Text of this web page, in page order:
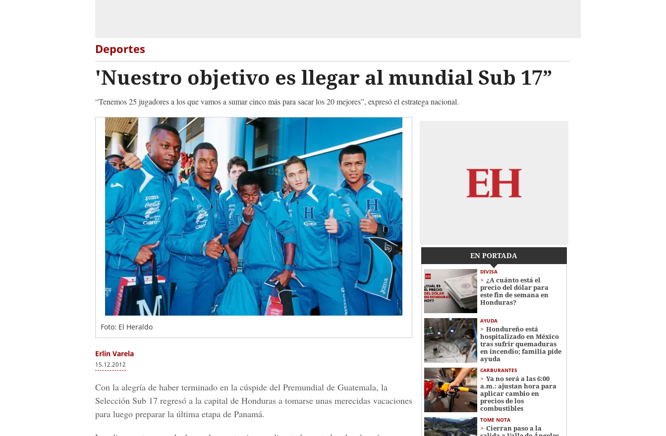
Deportes
'Nuestro objetivo es llegar al mundial Sub 17”
“Tenemos 25 jugadores a los que vamos a sumar cinco más para sacar los 20 mejores”, expresó el estratega nacional.
Foto: El Heraldo
Erlin Varela
15.12.2012
Con la alegría de haber terminado en la cúspide del Premundial de Guatemala, la
Selección Sub 17 regresó a la capital de Honduras a tomarse unas merecidas vacaciones
para luego preparar la última etapa de Panamá.
EN PORTADA
DIVISA
¿A cuánto está el
precio del dólar para
este fin de semana en
Honduras?
AYUDA
Hondureño está
hospitalizado en México
tras sufrir quemaduras
en incendio; familia pide
ayuda
CARBURANTES
Ya no será a las 6:00
a.m.: ajustan hora para
aplicar cambio en
precios de los
combustibles
TOME NOTA
Cierran paso a la